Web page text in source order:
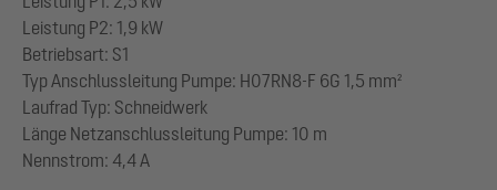
Leistung P2: 1,9 kW
Betriebsart: S1
Typ Anschlussleitung Pumpe: H07RN8-F 6G 1,5 mm²
Laufrad Typ: Schneidwerk
Länge Netzanschlussleitung Pumpe: 10 m
Nennstrom: 4,4 A